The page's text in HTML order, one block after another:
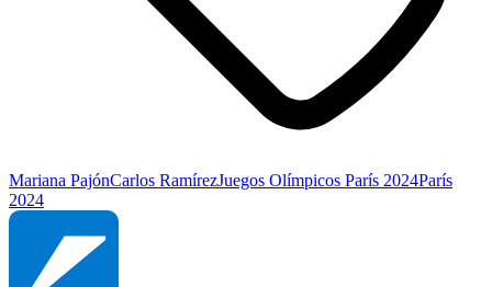
Mariana PajónCarlos RamírezJuegos Olímpicos París 2024París
2024